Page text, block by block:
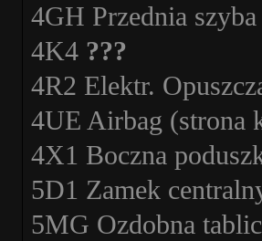
4GH Przednia
4K4 ???
4R2 Elektr.
4UE Airbag (strona
4X1 Boczna
5D1 Zamek
5MG Ozdobna